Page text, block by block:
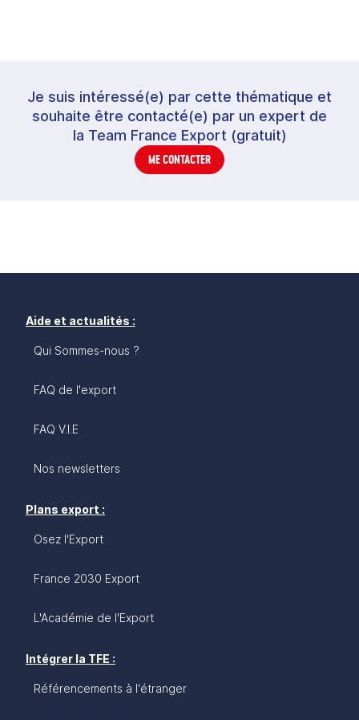
Je suis intéressé(e) par cette thématique et
souhaite être contacté(e) par un expert de
la Team France Export (gratuit)
ME CONTACTER
Aide et actualités :
Qui Sommes-nous ?
FAQ de l'export
FAQ V.I.E
Nos newsletters
Plans export :
Osez l'Export
France 2030 Export
L'Académie de l'Export
Intégrer la TFE :
Référencements à l'étranger